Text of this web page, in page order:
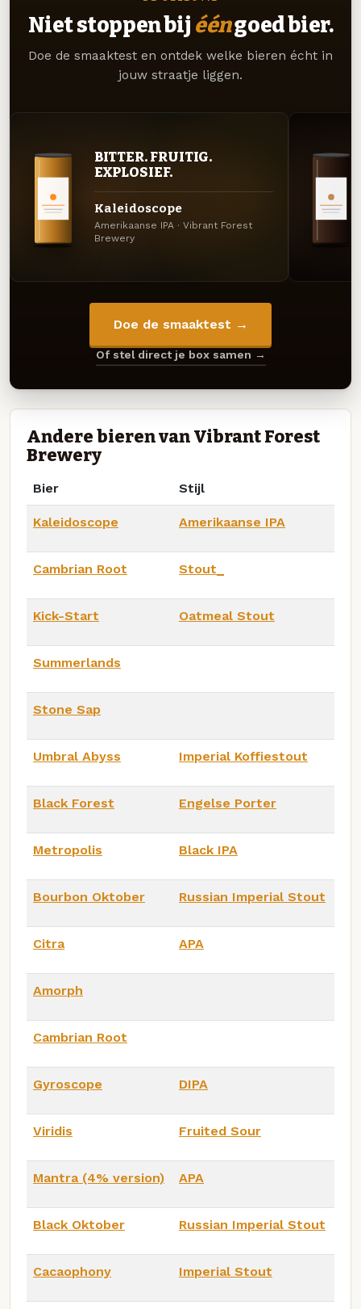
Niet stoppen bij ééngoed bier.
Doe de smaaktest en ontdek welke bieren écht in
jouw straatje liggen.
BITTER. FRUITIG.
EXPLOSIEF.
Kaleidoscope
Amerikaanse IPA · Vibrant Forest
Brewery
Doe de smaaktest →
Of stel direct je box samen →
Andere bieren van Vibrant Forest
Brewery
Bier Stijl
Kaleidoscope Amerikaanse IPA
Cambrian Root Stout_
Kick-Start Oatmeal Stout
Summerlands
Stone Sap
Umbral Abyss Imperial Koffiestout
Black Forest Engelse Porter
Metropolis Black IPA
Bourbon Oktober Russian Imperial Stout
Citra APA
Amorph
Cambrian Root
Gyroscope DIPA
Viridis Fruited Sour
Mantra (4% version) APA
Black Oktober Russian Imperial Stout
Cacaophony Imperial Stout